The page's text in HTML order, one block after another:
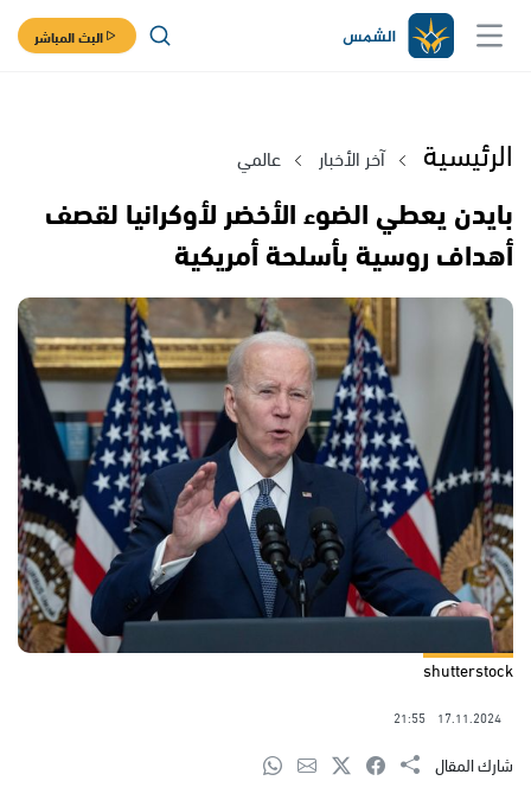
البث المباشر
الرئيسية آخر الأخبار عالمي
بايدن يعطي الضوء الأخضر لأوكرانيا لقصف
أهداف روسية بأسلحة أمريكية
shutterstock
17.11.2024
21:55
شارك المقال